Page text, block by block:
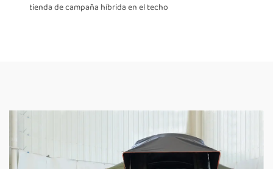
tienda de campaña híbrida en el techo